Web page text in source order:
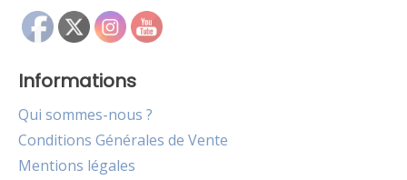
Informations
Qui sommes-nous ?
Conditions Générales de Vente
Mentions légales